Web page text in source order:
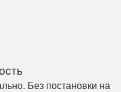
Без постановки на